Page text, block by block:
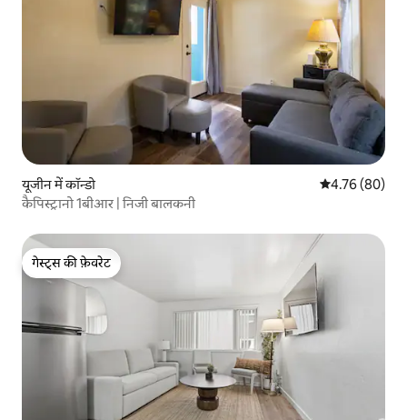
यूजीन में कॉन्डो औसत रेटिंग 5 में
4.76 (80)
कैपिस्ट्रानो 1बीआर | निजी बालकनी
गेस्ट्स की फ़ेवरेट
गेस्ट्स की फ़ेवरेट